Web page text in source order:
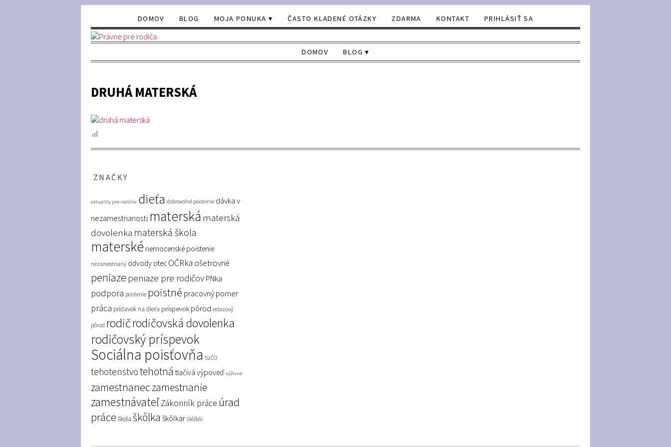
DOMOV BLOG MOJA PONUKA ČASTO KLADENÉ OTÁZKY ZDARMA KONTAKT PRIHLÁSIŤ SA
DOMOV BLOG
DRUHÁ MATERSKÁ
ZNAČKY
aktuality pre rodičov dieťa dobrovoľné poistenie dávka v
nezamestnanosti materská materská
dovolenka materská škola
materské nemocenské poistenie
nezamestnaný odvody otec OČRka ošetrovné
peniaze peniaze pre rodičov PNka
podpora poistenie poistné pracovný pomer
práca prídavok na dieťa príspevok pôrod reťazový
pôrod rodičrodičovská dovolenka
rodičovský príspevok
Sociálna poisťovňa SzČO
tehotenstvotehotná tlačivá výpoveď výživné
zamestnaneczamestnanie
zamestnávateľZákonník práce úrad
práce škola škôlka škôlkar škôlkár